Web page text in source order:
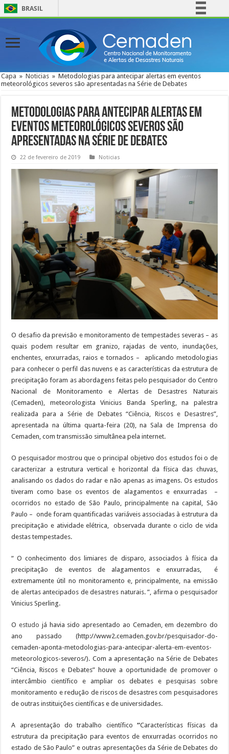
BRASIL
Comunica BR
Participe
Acesso à informação
Legislação
Capa » Noticias » Metodologias para antecipar alertas em eventos
meteorológicos severos são apresentadas na Série de Debates
Metodologias para antecipar alertas em
eventos meteorológicos severos são
apresentadas na Série de Debates
22 de fevereiro de 2019 Noticias
O desafio da previsão e monitoramento de tempestades severas – as
quais podem resultar em granizo, rajadas de vento, inundações,
enchentes, enxurradas, raios e tornados – aplicando metodologias
para conhecer o perfil das nuvens e as características da estrutura de
precipitação foram as abordagens feitas pelo pesquisador do Centro
Nacional de Monitoramento e Alertas de Desastres Naturais
(Cemaden), meteorologista Vinicius Banda Sperling, na palestra
realizada para a Série de Debates “Ciência, Riscos e Desastres”,
apresentada na última quarta-feira (20), na Sala de Imprensa do
Cemaden, com transmissão simultânea pela internet.
O pesquisador mostrou que o principal objetivo dos estudos foi o de
caracterizar a estrutura vertical e horizontal da física das chuvas,
analisando os dados do radar e não apenas as imagens. Os estudos
tiveram como base os eventos de alagamentos e enxurradas –
ocorridos no estado de São Paulo, principalmente na capital, São
Paulo – onde foram quantificadas variáveis associadas à estrutura da
precipitação e atividade elétrica, observada durante o ciclo de vida
destas tempestades.
“ O conhecimento dos limiares de disparo, associados à física da
precipitação de eventos de alagamentos e enxurradas, é
extremamente útil no monitoramento e, principalmente, na emissão
de alertas antecipados de desastres naturais. ”, afirma o pesquisador
Vinicius Sperling.
O estudo já havia sido apresentado ao Cemaden, em dezembro do
ano passado (http://www2.cemaden.gov.br/pesquisador-do-
cemaden-aponta-metodologias-para-antecipar-alerta-em-eventos-
meteorologicos-severos/). Com a apresentação na Série de Debates
“Ciência, Riscos e Debates” houve a oportunidade de promover o
intercâmbio científico e ampliar os debates e pesquisas sobre
monitoramento e redução de riscos de desastres com pesquisadores
de outras instituições científicas e de universidades.
A apresentação do trabalho científico“Características físicas da
estrutura da precipitação para eventos de enxurradas ocorridos no
estado de São Paulo” e outras apresentações da Série de Debates do